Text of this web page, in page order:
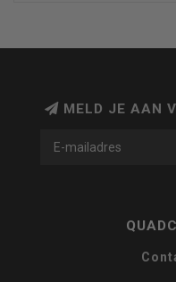
MELD JE AAN